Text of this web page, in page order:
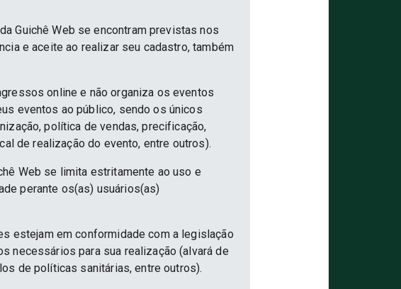
Guichê Web se encontram previstas nos
e aceite ao realizar seu cadastro, também
online e não organiza os eventos
eventos ao público, sendo os únicos
política de vendas, precificação,
de realização do evento, entre outros).
Web se limita estritamente ao uso e
perante os(as) usuários(as)
estejam em conformidade com a legislação
necessários para sua realização (alvará de
de políticas sanitárias, entre outros).